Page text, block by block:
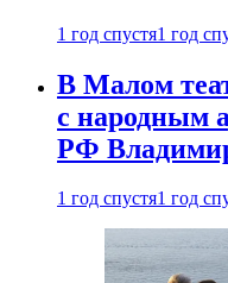
1 год спустя1 год
В Малом
с народным
РФ
1 год спустя1 год